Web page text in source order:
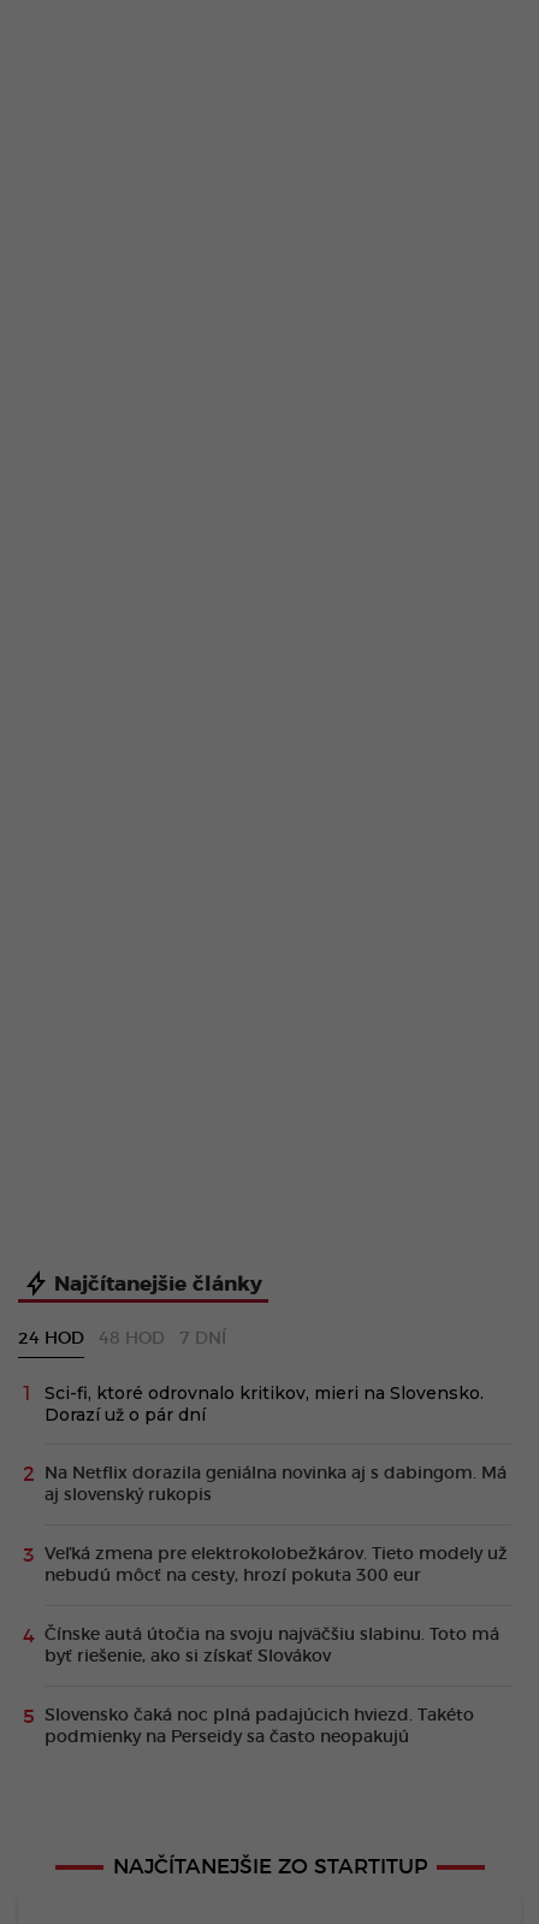
Najčítanejšie články
24 HOD 48 HOD 7 DNÍ
Sci-fi, ktoré odrovnalo kritikov, mieri na Slovensko.
Dorazí už o pár dní
Na Netflix dorazila geniálna novinka aj s dabingom. Má
aj slovenský rukopis
Veľká zmena pre elektrokolobežkárov. Tieto modely už
nebudú môcť na cesty, hrozí pokuta 300 eur
Čínske autá útočia na svoju najväčšiu slabinu. Toto má
byť riešenie, ako si získať Slovákov
Slovensko čaká noc plná padajúcich hviezd. Takéto
podmienky na Perseidy sa často neopakujú
NAJČÍTANEJŠIE ZO STARTITUP